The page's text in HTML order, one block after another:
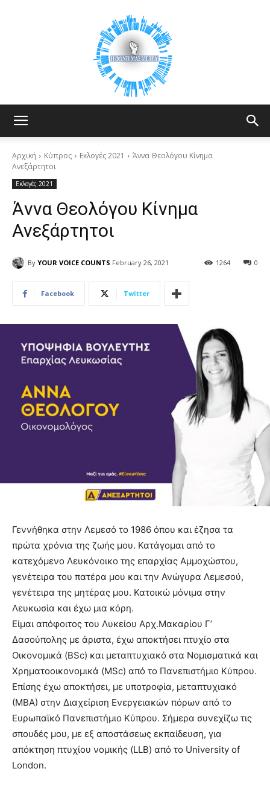
Αρχική Κύπρος Εκλογές 2021
Άννα Θεολόγου Κίνημα
Ανεξάρτητοι
Εκλογές 2021
Άννα Θεολόγου Κίνημα
Ανεξάρτητοι
By YOUR VOICE COUNTS February 26, 2021 0
1264
Facebook Twitter
Γεννήθηκα στην Λεμεσό το 1986 όπου και έζησα τα
πρώτα χρόνια της ζωής μου. Κατάγομαι από το
κατεχόμενο Λευκόνοικο της επαρχίας Αμμοχώστου,
γενέτειρα του πατέρα μου και την Ανώγυρα Λεμεσού,
γενέτειρα της μητέρας μου. Κατοικώ μόνιμα στην
Λευκωσία και έχω μια κόρη.
Είμαι απόφοιτος του Λυκείου Αρχ.Μακαρίου Γ’
Δασούπολης με άριστα, έχω αποκτήσει πτυχίο στα
Οικονομικά (BSc) και μεταπτυχιακό στα Νομισματικά και
Χρηματοοικονομικά (MSc) από το Πανεπιστήμιο Κύπρου.
Επίσης έχω αποκτήσει, με υποτροφία, μεταπτυχιακό
(ΜΒΑ) στην Διαχείριση Ενεργειακών πόρων από το
Ευρωπαϊκό Πανεπιστήμιο Κύπρου. Σήμερα συνεχίζω τις
σπουδές μου, με εξ αποστάσεως εκπαίδευση, για
απόκτηση πτυχίου νομικής (LLB) από το University of
London.